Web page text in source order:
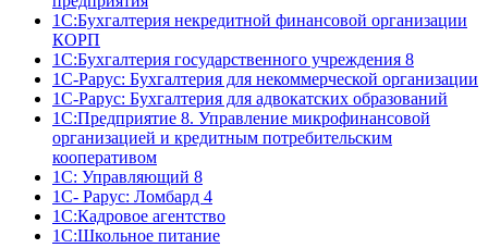
1C:Бухгалтерия некредитной финансовой организации
КОРП
1С:Бухгалтерия государственного учреждения 8
1С-Рарус: Бухгалтерия для некоммерческой организации
1С-Рарус: Бухгалтерия для адвокатских образований
1С:Предприятие 8. Управление микрофинансовой
организацией и кредитным потребительским
кооперативом
1С: Управляющий 8
1С- Рарус: Ломбард 4
1С:Кадровое агентство
1С:Школьное питание